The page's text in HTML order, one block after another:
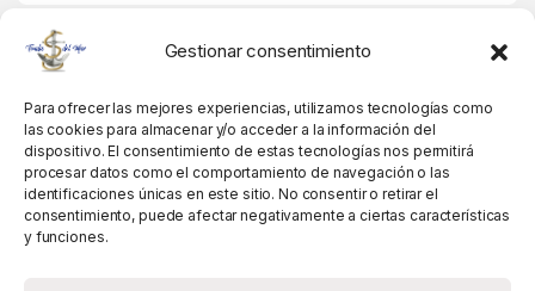
Gestionar consentimiento
Para ofrecer las mejores experiencias, utilizamos tecnologías como
las cookies para almacenar y/o acceder a la información del
dispositivo. El consentimiento de estas tecnologías nos permitirá
procesar datos como el comportamiento de navegación o las
identificaciones únicas en este sitio. No consentir o retirar el
consentimiento, puede afectar negativamente a ciertas características
y funciones.
MIS DATOS